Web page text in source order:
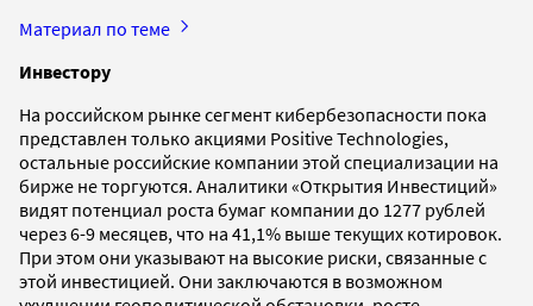
Материал по теме
Инвестору
На российском рынке сегмент кибербезопасности пока
представлен только акциями Positive Technologies,
остальные российские компании этой специализации на
бирже не торгуются. Аналитики «Открытия Инвестиций»
видят потенциал роста бумаг компании до 1277 рублей
через 6-9 месяцев, что на 41,1% выше текущих котировок.
При этом они указывают на высокие риски, связанные с
этой инвестицией. Они заключаются в возможном